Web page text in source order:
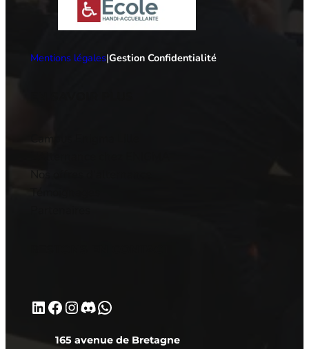
Mentions légales|Gestion Confidentialité
LinkedIn
Facebook
Instagram
Discord
WhatsApp
165 avenue de Bretagne